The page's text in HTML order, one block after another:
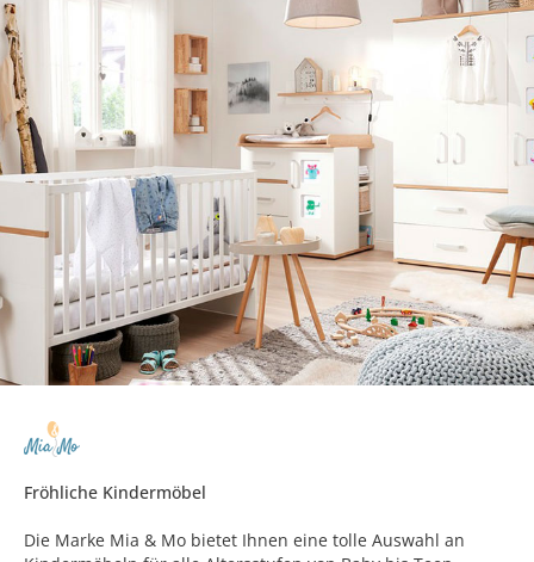
Fröhliche Kindermöbel
Die Marke Mia & Mo bietet Ihnen eine tolle Auswahl an